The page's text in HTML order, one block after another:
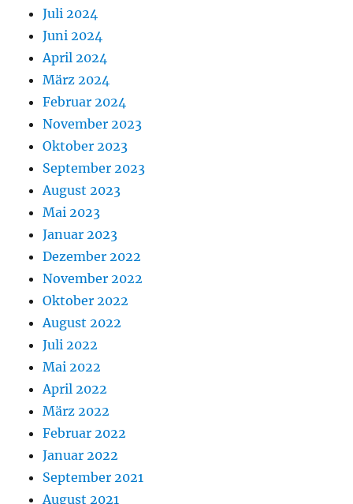
Juli 2024
Juni 2024
April 2024
März 2024
Februar 2024
November 2023
Oktober 2023
September 2023
August 2023
Mai 2023
Januar 2023
Dezember 2022
November 2022
Oktober 2022
August 2022
Juli 2022
Mai 2022
April 2022
März 2022
Februar 2022
Januar 2022
September 2021
August 2021